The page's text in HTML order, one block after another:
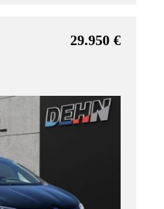
29.950 €